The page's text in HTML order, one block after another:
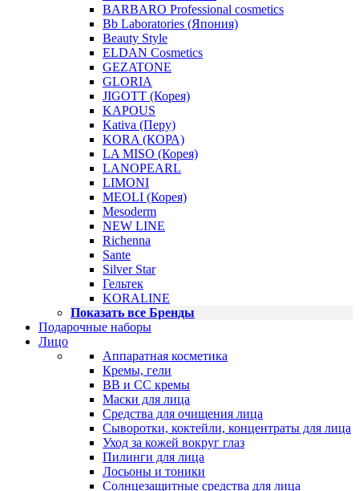
BARBARO Professional cosmetics
Bb Laboratories (Япония)
Beauty Style
ELDAN Cosmetics
GEZATONE
GLORIA
JIGOTT (Корея)
KAPOUS
Kativa (Перу)
KORA (КОРА)
LA MISO (Корея)
LANOPEARL
LIMONI
MEOLI (Корея)
Mesoderm
NEW LINE
Richenna
Sante
Silver Star
Гельтек
KORALINE
Показать все Бренды
Подарочные наборы
Лицо
Аппаратная косметика
Кремы, гели
BB и CC кремы
Маски для лица
Средства для очищения лица
Сыворотки, коктейли, концентраты для лица
Уход за кожей вокруг глаз
Пилинги для лица
Лосьоны и тоники
Солнцезащитные средства для лица